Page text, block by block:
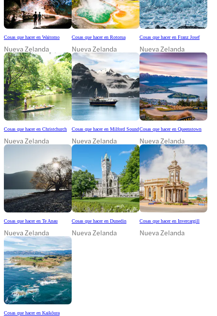
Cosas que hacer en Waitomo
Nueva Zelanda
Cosas que hacer en Rotorua
Nueva Zelanda
Cosas que hacer en Franz Josef
Nueva Zelanda
Cosas que hacer en Christchurch
Nueva Zelanda
Cosas que hacer en Milford Sound
Nueva Zelanda
Cosas que hacer en Queenstown
Nueva Zelanda
Cosas que hacer en Te Anau
Nueva Zelanda
Cosas que hacer en Dunedin
Nueva Zelanda
Cosas que hacer en Invercargill
Nueva Zelanda
Cosas que hacer en Kaikōura